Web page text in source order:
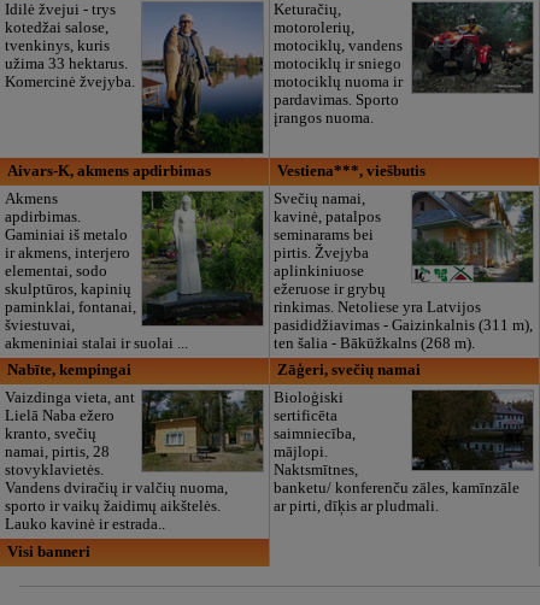
Idilė žvejui - trys
kotedžai salose,
tvenkinys, kuris
užima 33 hektarus.
Komercinė žvejyba.
Keturačių,
motorolerių,
motociklų, vandens
motociklų ir sniego
motociklų nuoma ir
pardavimas. Sporto
įrangos nuoma.
Aivars-K, akmens apdirbimas
Akmens
apdirbimas.
Gaminiai iš metalo
ir akmens, interjero
elementai, sodo
skulptūros, kapinių
paminklai, fontanai,
šviestuvai,
akmeniniai stalai ir suolai ...
Vestiena***, viešbutis
Svečių namai,
kavinė, patalpos
seminarams bei
pirtis. Žvejyba
aplinkiniuose
ežeruose ir grybų
rinkimas. Netoliese yra Latvijos
pasididžiavimas - Gaizinkalnis (311 m),
ten šalia - Bākūžkalns (268 m).
Nabīte, kempingai
Vaizdinga vieta, ant
Lielā Naba ežero
kranto, svečių
namai, pirtis, 28
stovyklavietės.
Vandens dviračių ir valčių nuoma,
sporto ir vaikų žaidimų aikštelės.
Lauko kavinė ir estrada..
Zāģeri, svečių namai
Bioloģiski
sertificēta
saimniecība,
mājlopi.
Naktsmītnes,
banketu/ konferenču zāles, kamīnzāle
ar pirti, dīķis ar pludmali.
Visi banneri